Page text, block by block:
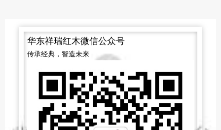
华东祥瑞红木微信公众号
传承经典，智造未来